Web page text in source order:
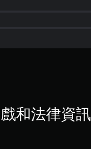
和法律資訊